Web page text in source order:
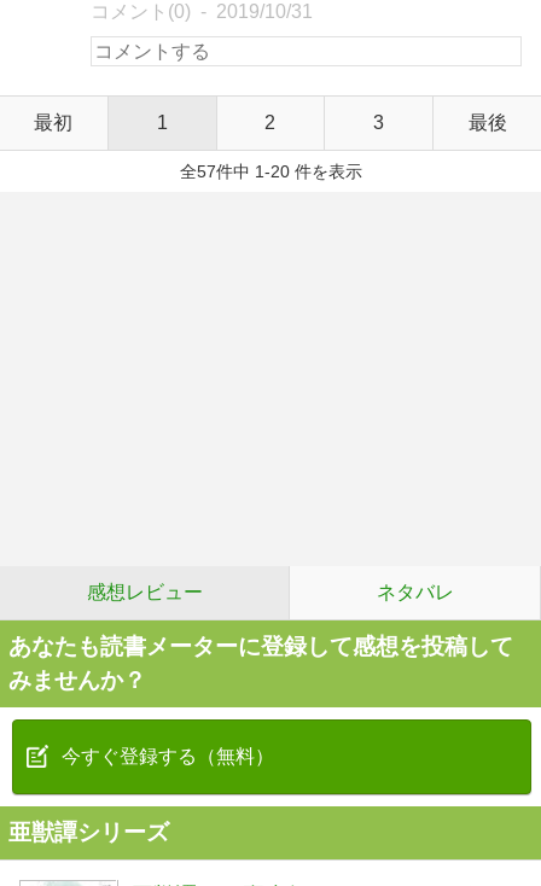
コメント(0) 2019/10/31
最初 1 2 3 最後
全57件中 1-20 件を表示
感想レビュー ネタバレ
あなたも読書メーターに登録して感想を投稿して
みませんか？
今すぐ登録する（無料）
亜獣譚シリーズ